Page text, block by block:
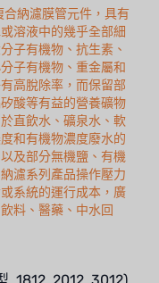
納濾膜管元件，具有
溶液中的幾乎全部細
子有機物、抗生素、
子有機物、重金屬和
高脫除率，而保留部
酸等有益的營養礦物
直飲水、礦泉水、軟
和有機物濃度廢水的
及部分無機鹽、有機
濾系列產品操作壓力
系統的運行成本，廣
料、醫藥、中水回